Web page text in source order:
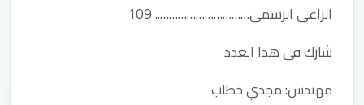
الراعى الرسمى………………………….. 109
شارك فى هذا العدد
مهندس: مجدي خطاب